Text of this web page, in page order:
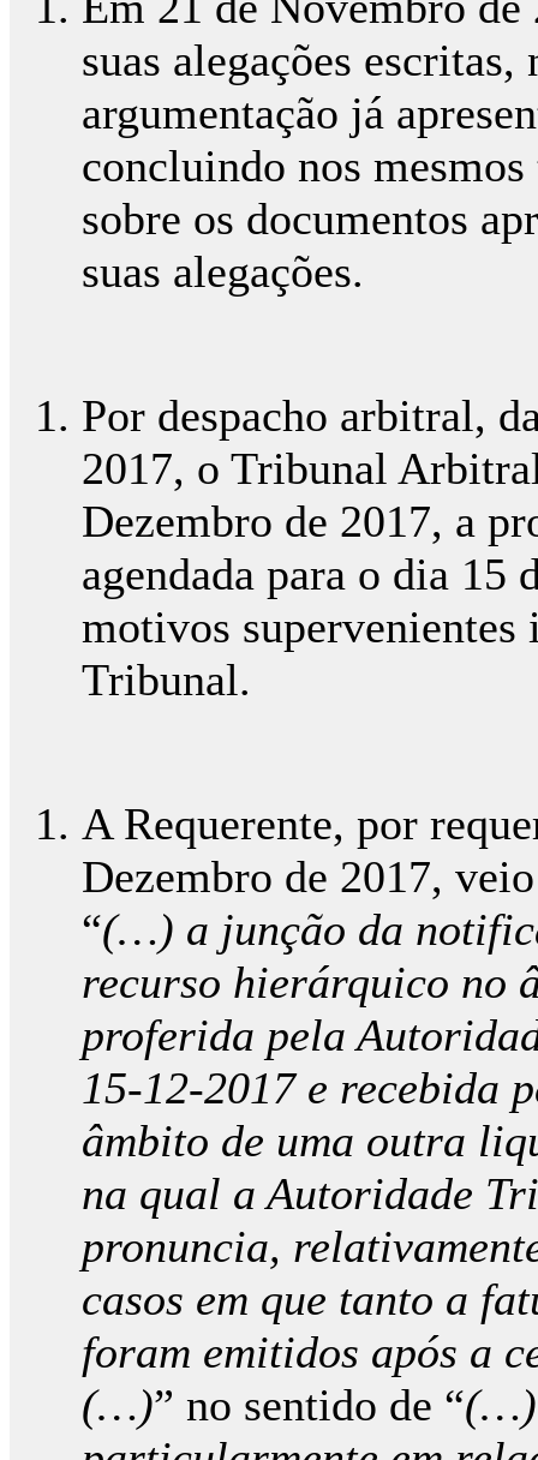
suas alegações
argumentação já
concluindo nos
sobre os documentos
suas alegações.
Por despacho arbitral,
2017, o Tribunal
Dezembro de 2017, a
agendada para o dia 15
motivos
Tribunal.
A Requerente, por
Dezembro de 2017,
“(…) a junção da
recurso hierárquico no
proferida pela
15-12-2017 e recebida
âmbito de uma outra
na qual a Autoridade
pronuncia,
casos em que tanto a
foram emitidos após a
(…)” no sentido de “(…)